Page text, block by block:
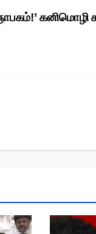
கனிமொழி